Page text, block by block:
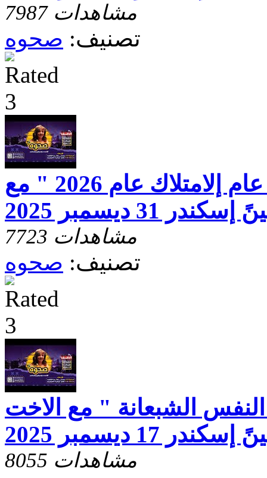
7987 مشاهدات
تصنيف: صحوه
برنامج صحوه " عام إلامتلاك عام 2026 " مع
31 ديسمبر 2025
7723 مشاهدات
تصنيف: صحوه
الشبعانة " مع الاخت
17 ديسمبر 2025
8055 مشاهدات